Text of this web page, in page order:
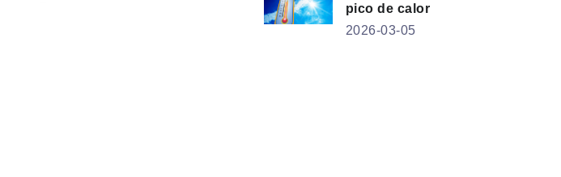
pico de calor
2026-03-05